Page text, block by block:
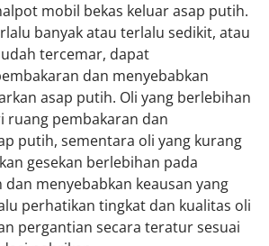
mobil bekas keluar asap putih.
banyak atau terlalu sedikit, atau
tercemar, dapat
dan menyebabkan
asap putih. Oli yang berlebihan
ruang pembakaran dan
putih, sementara oli yang kurang
gesekan berlebihan pada
menyebabkan keausan yang
perhatikan tingkat dan kualitas oli
pergantian secara teratur sesuai